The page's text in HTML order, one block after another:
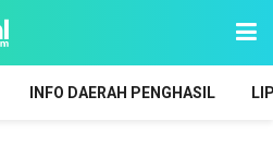
INFO DAERAH PENGHASIL